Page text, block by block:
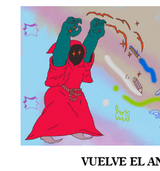
VUELVE EL